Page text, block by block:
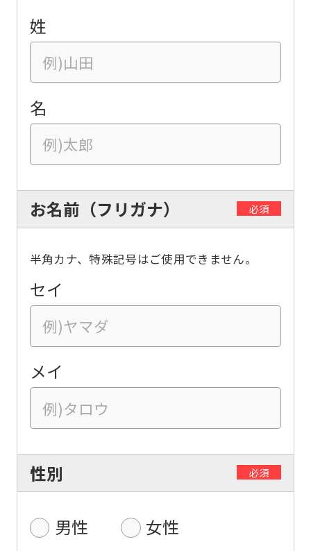
姓
名
お名前（フリガナ） 必須
半角カナ、特殊記号はご使用できません。
セイ
メイ
性別 必須
男性 女性